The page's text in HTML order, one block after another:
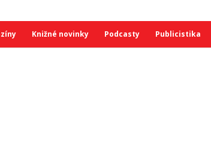
Knižné novinky Podcasty Publicistika